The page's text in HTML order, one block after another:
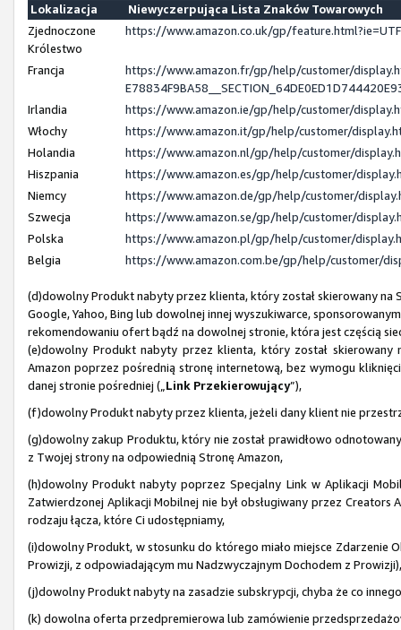
Lokalizacja
Niewyczerpująca Lista Znaków Towarowych
Zjednoczone
Królestwo
https://www.amazon.co.uk/gp/
Francja
https://www.amazon.fr/gp/help/customer/
Irlandia
https://www.amazon.ie/gp/help/customer/
Włochy
https://www.amazon.it/gp/help/customer/
Holandia
https://www.amazon.nl/gp/help/customer/
Hiszpania
https://www.amazon.es/gp/help/customer/
Niemcy
https://www.amazon.de/gp/help/customer/
Szwecja
https://www.amazon.se/gp/help/customer/
Polska
https://www.amazon.pl/gp/help/customer/
Belgia
https://www.amazon.com.be/gp/help/customer/
(d)dowolny Produkt nabyty przez klienta, który został skierowany
Google, Yahoo, Bing lub dowolnej innej wyszukiwarce,
rekomendowaniu ofert bądź na dowolnej stronie, która jest częścią
(e)dowolny Produkt nabyty przez klienta, który został
Amazon poprzez pośrednią stronę internetową, bez wymogu
danej stronie pośredniej („ Link Przekierowujący”),
(f)dowolny Produkt nabyty przez klienta, jeżeli dany klient nie
(g)dowolny zakup Produktu, który nie został prawidłowo
z Twojej strony na odpowiednią Stronę Amazon,
(h)dowolny Produkt nabyty poprzez Specjalny Link w Aplikacji
Zatwierdzonej Aplikacji Mobilnej nie był obsługiwany przez Creators
rodzaju łącza, które Ci udostępniamy,
(i)dowolny Produkt, w stosunku do którego miało miejsce Zdarzenie
Prowizji, z odpowiadającym mu Nadzwyczajnym Dochodem z Prowizji),
(j)dowolny Produkt nabyty na zasadzie subskrypcji, chyba że co
(k) dowolna oferta przedpremierowa lub zamówienie